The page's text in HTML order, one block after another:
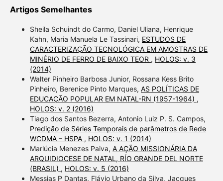
Artigos Semelhantes
Sheila Schuindt do Carmo, Daniel Uliana, Henrique
Kahn, Maria Manuela Le Tassinari, ESTUDOS DE
CARACTERIZAÇÃO TECNOLÓGICA EM AMOSTRAS DE
MINÉRIO DE FERRO DE BAIXO TEOR , HOLOS: v. 3
(2014)
Walter Pinheiro Barbosa Junior, Rossana Kess Brito
Pinheiro, Berenice Pinto Marques, AS POLÍTICAS DE
EDUCAÇÃO POPULAR EM NATAL-RN (1957-1964) ,
HOLOS: v. 2 (2016)
Tiago dos Santos Bezerra, Antonio Luiz P. S. Campos,
Predição de Séries Temporais de parâmetros de Rede
WCDMA – HSPA , HOLOS: v. 1 (2014)
Marlúcia Menezes Paiva, A AÇÃO MISSIONÁRIA DA
ARQUIDIOCESE DE NATAL, RÍO GRANDE DEL NORTE
(BRASIL) , HOLOS: v. 5 (2016)
Messias P Dantas, Flávio Urbano da Silva, Jacques